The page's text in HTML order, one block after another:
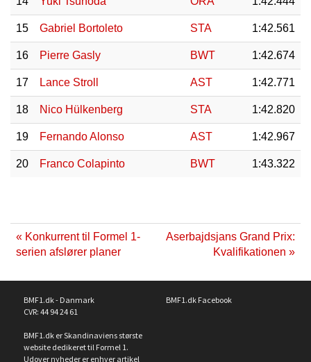
15 Gabriel Bortoleto STA 1:42.561
16 Pierre Gasly BWT 1:42.674
17 Lance Stroll AST 1:42.771
18 Nico Hülkenberg STA 1:42.820
19 Fernando Alonso AST 1:42.967
20 Franco Colapinto BWT 1:43.322
« Konkurrent til Formel 1-
serien afslører planer
Aserbajdsjans Grand Prix:
Kvalifikationen »
BMF1.dk - Danmark
CVR: 44 94 24 61
BMF1.dk er Skandinaviens største
website dedikeret til Formel 1.
Udover nyheder er enhver artikel
BMF1.dk Facebook